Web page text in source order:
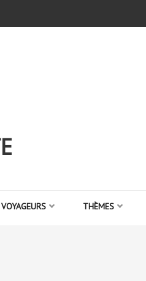
THÈMES